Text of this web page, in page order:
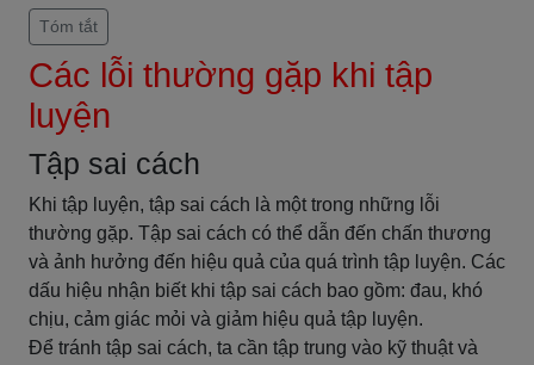
Tóm tắt
Các lỗi thường gặp khi tập
luyện
Tập sai cách
Khi tập luyện, tập sai cách là một trong những lỗi
thường gặp. Tập sai cách có thể dẫn đến chấn thương
và ảnh hưởng đến hiệu quả của quá trình tập luyện. Các
dấu hiệu nhận biết khi tập sai cách bao gồm: đau, khó
chịu, cảm giác mỏi và giảm hiệu quả tập luyện.
Để tránh tập sai cách, ta cần tập trung vào kỹ thuật và